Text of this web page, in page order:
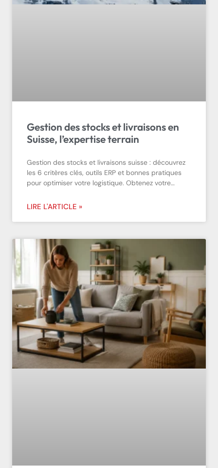
Gestion des stocks et livraisons en
Suisse, l’expertise terrain
Gestion des stocks et livraisons suisse : découvrez
les 6 critères clés, outils ERP et bonnes pratiques
pour optimiser votre logistique. Obtenez votre…
LIRE L'ARTICLE »